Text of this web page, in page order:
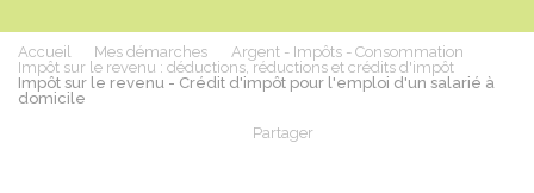
Accueil Mes démarches
Argent - Impôts - Consommation
Impôt sur le revenu : déductions, réductions et crédits d'impôt
Impôt sur le revenu - Crédit d'impôt pour l'emploi d'un salarié à
domicile
Partager